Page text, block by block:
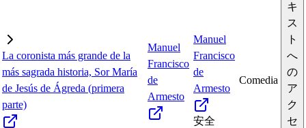
La coronista más grande de la
más sagrada historia, Sor María
de Jesús de Ágreda (primera
parte)
Manuel
Francisco
de
Armesto
Manuel
Francisco
de
Armesto
安全
Comedia
キ
ス
ト
へ
の
ア
ク
セ